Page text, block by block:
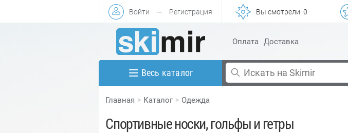
Войти — Регистрация Вы смотрели: 0
Оплата Доставка
Весь каталог
Главная Каталог Одежда
Спортивные носки, гольфы и гетры